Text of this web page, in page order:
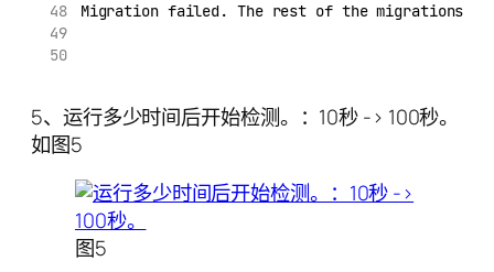
Migration failed. The rest of the migrations
5、运行多少时间后开始检测。：10秒 -> 100秒。
如图5
图5